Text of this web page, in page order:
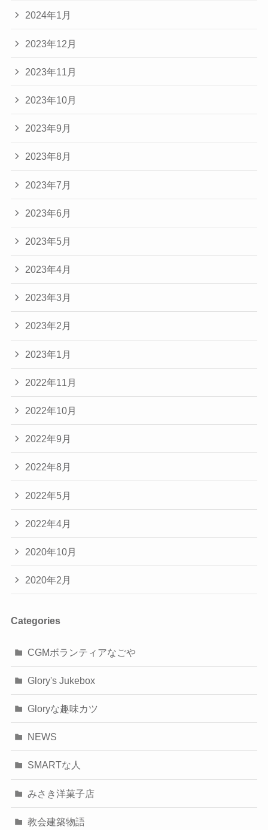
2024年1月
2023年12月
2023年11月
2023年10月
2023年9月
2023年8月
2023年7月
2023年6月
2023年5月
2023年4月
2023年3月
2023年2月
2023年1月
2022年11月
2022年10月
2022年9月
2022年8月
2022年5月
2022年4月
2020年10月
2020年2月
Categories
CGMボランティアなごや
Glory's Jukebox
Gloryな趣味カツ
NEWS
SMARTな人
みさき洋菓子店
教会建築物語